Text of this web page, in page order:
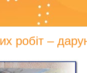
робіт –